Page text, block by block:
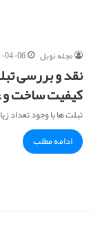
مجله نوبل 04-06
کیفیت ساخت و
تبلت ها با وجود
ادامه مطلب